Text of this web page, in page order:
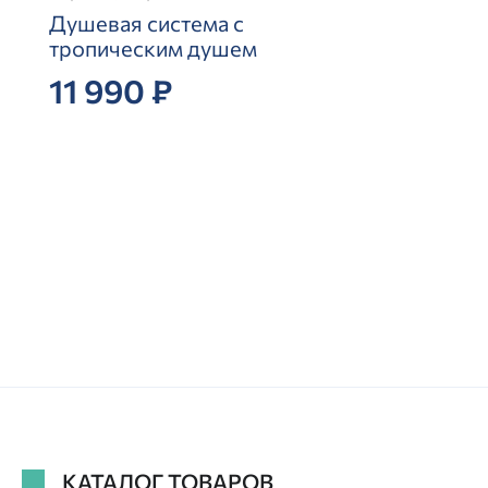
Душевая система с
тропическим душем
11 990 ₽
КАТАЛОГ ТОВАРОВ